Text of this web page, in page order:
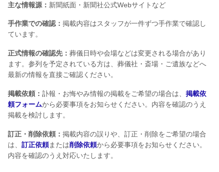
主な情報源： 新聞紙面・新聞社公式Webサイトなど
手作業での確認： 掲載内容はスタッフが一件ずつ手作業で確認し
ています。
正式情報の確認先： 葬儀日時や会場などは変更される場合があり
ます。参列を予定されている方は、葬儀社・斎場・ご遺族などへ
最新の情報を直接ご確認ください。
掲載依頼： 訃報・お悔やみ情報の掲載をご希望の場合は、 掲載依
頼フォームから必要事項をお知らせください。内容を確認のうえ
掲載を検討します。
訂正・削除依頼： 掲載内容の誤りや、訂正・削除をご希望の場合
は、 訂正依頼または削除依頼から必要事項をお知らせください。
内容を確認のうえ対応いたします。